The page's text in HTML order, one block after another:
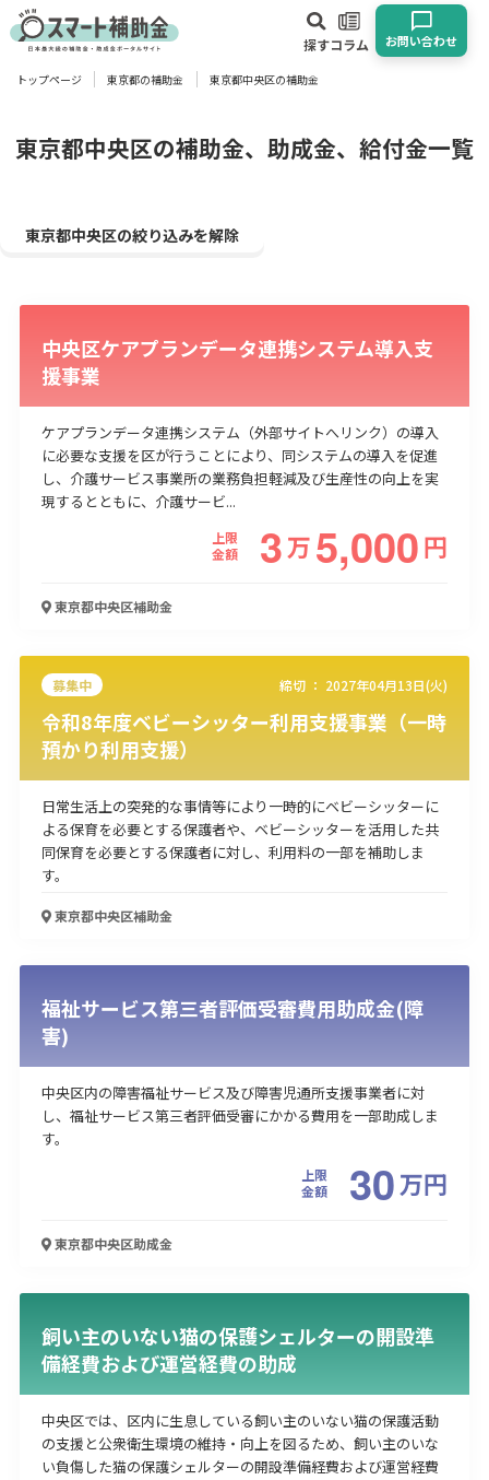
探すコラム お問い合わせ
対象
業種
建設･不動産業
サービス業 医療･福祉 農業･林業
漁業
宿泊･旅館業
その他
販路拡大 海外展開 設備投資
IT導入
環境・省エネ
テレワーク
受付中のみ
トップページ 東京都の補助金 東京都中央区の補助金
東京都中央区の補助金、助成金、給付金一覧
東京都中央区の絞り込みを解除
中央区ケアプランデータ連携システム導入支
援事業
ケアプランデータ連携システム（外部サイトへリンク）の導入
に必要な支援を区が行うことにより、同システムの導入を促進
し、介護サービス事業所の業務負担軽減及び生産性の向上を実
現するとともに、介護サービ...
上限
金額
3万5,000円
東京都中央区補助金
募集中 締切 ： 2027年04月13日(火)
令和8年度ベビーシッター利用支援事業（一時
預かり利用支援）
日常生活上の突発的な事情等により一時的にベビーシッターに
よる保育を必要とする保護者や、ベビーシッターを活用した共
同保育を必要とする保護者に対し、利用料の一部を補助しま
す。
東京都中央区補助金
福祉サービス第三者評価受審費用助成金(障
害)
中央区内の障害福祉サービス及び障害児通所支援事業者に対
し、福祉サービス第三者評価受審にかかる費用を一部助成しま
す。
上限
金額
30万円
東京都中央区助成金
飼い主のいない猫の保護シェルターの開設準
備経費および運営経費の助成
中央区では、区内に生息している飼い主のいない猫の保護活動
の支援と公衆衛生環境の維持・向上を図るため、飼い主のいな
い負傷した猫の保護シェルターの開設準備経費および運営経費